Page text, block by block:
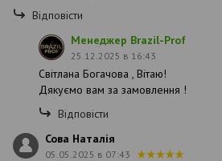
Відповісти
Менеджер Brazil-Prof
25.12.2025 в 16:43
Світлана Богачова , Вітаю!
Дякуємо вам за замовлення !
Відповісти
Сова Наталія
05.05.2025 в 07:43